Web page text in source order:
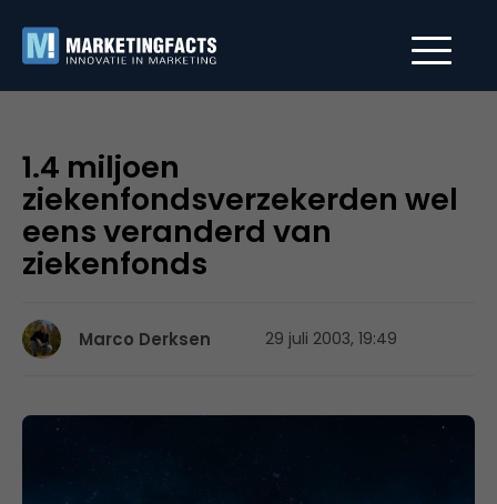
1.4 miljoen
ziekenfondsverzekerden wel
eens veranderd van
ziekenfonds
Marco Derksen 29 juli 2003, 19:49